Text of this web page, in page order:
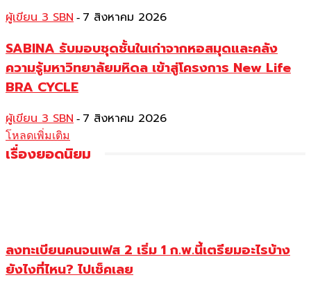
ผู้เขียน 3 SBN - 7 สิงหาคม 2026
SABINA รับมอบชุดชั้นในเก่าจากหอสมุดและคลัง
ความรู้มหาวิทยาลัยมหิดล เข้าสู่โครงการ New Life
BRA CYCLE
ผู้เขียน 3 SBN - 7 สิงหาคม 2026
โหลดเพิ่มเติม
เรื่องยอดนิยม
ลงทะเบียนคนจนเฟส 2 เริ่ม 1 ก.พ.นี้เตรียมอะไรบ้าง
ยังไงที่ไหน? ไปเช็คเลย